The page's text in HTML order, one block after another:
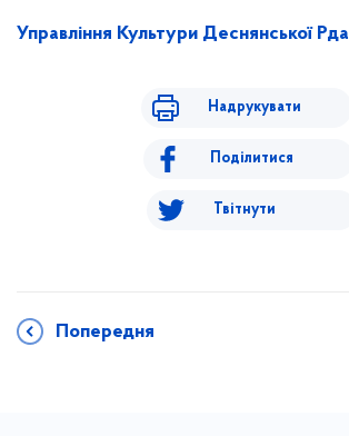
Управління Культури Деснянської Рда
Надрукувати
Поділитися
Твітнути
Попередня